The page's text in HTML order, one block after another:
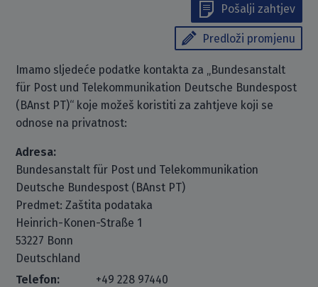
Pošalji zahtjev
Predloži promjenu
Imamo sljedeće podatke kontakta za „Bundesanstalt
für Post und Telekommunikation Deutsche Bundespost
(BAnst PT)“ koje možeš koristiti za zahtjeve koji se
odnose na privatnost:
Adresa:
Bundesanstalt für Post und Telekommunikation
Deutsche Bundespost (BAnst PT)
Predmet: Zaštita podataka
Heinrich-Konen-Straße 1
53227 Bonn
Deutschland
Telefon:
+49 228 97440